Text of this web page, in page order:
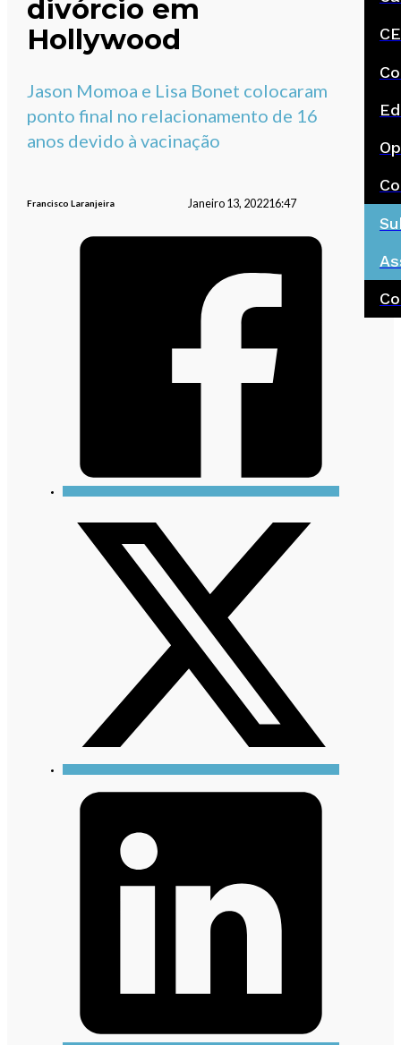
divórcio em
Hollywood
Jason Momoa e Lisa Bonet colocaram
ponto final no relacionamento de 16
anos devido à vacinação
Francisco Laranjeira Janeiro 13, 202216:47